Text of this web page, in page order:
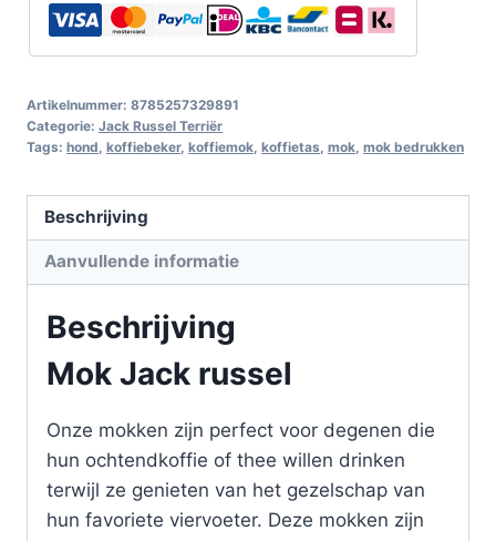
Artikelnummer: 8785257329891
Categorie: Jack Russel Terriër
Tags: hond koffiebeker, koffiemok koffietas mok mok bedrukken
Beschrijving
Aanvullende informatie
Beschrijving
Mok Jack russel
Onze mokken zijn perfect voor degenen die
hun ochtendkoffie of thee willen drinken
terwijl ze genieten van het gezelschap van
hun favoriete viervoeter. Deze mokken zijn